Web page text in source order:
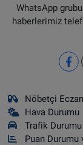
WhatsApp
haberlerimiz
Nöbetçi
Hava Durumu
Trafik Durumu
Puan Durumu